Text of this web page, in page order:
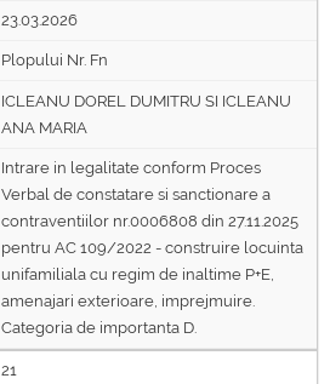
23.03.2026
Plopului Nr. Fn
ICLEANU DOREL DUMITRU SI ICLEANU
ANA MARIA
Intrare in legalitate conform Proces
Verbal de constatare si sanctionare a
contraventiilor nr.0006808 din 27.11.2025
pentru AC 109/2022 - construire locuinta
unifamiliala cu regim de inaltime P+E,
amenajari exterioare, imprejmuire.
Categoria de importanta D.
21